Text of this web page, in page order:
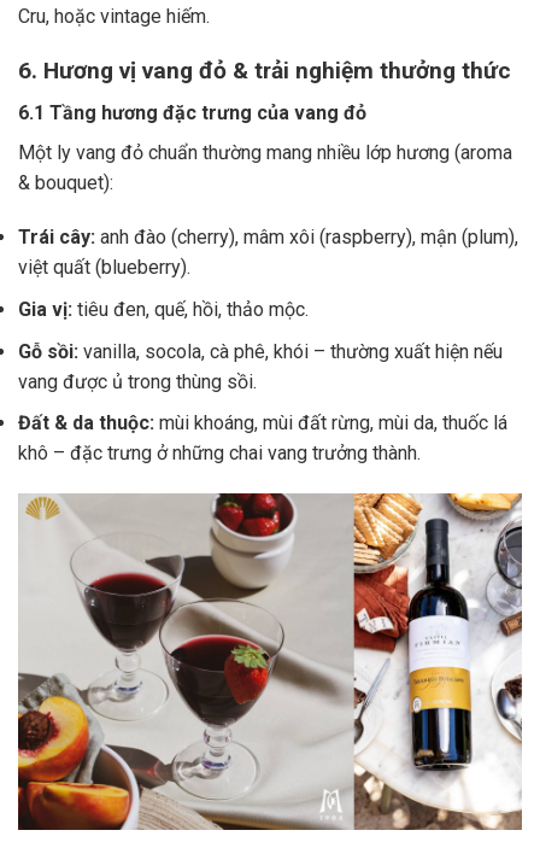
Cru, hoặc vintage hiếm.
6. Hương vị vang đỏ & trải nghiệm thưởng thức
6.1 Tầng hương đặc trưng của vang đỏ
Một ly vang đỏ chuẩn thường mang nhiều lớp hương (aroma
& bouquet):
Trái cây: anh đào (cherry), mâm xôi (raspberry), mận (plum),
việt quất (blueberry).
Gia vị: tiêu đen, quế, hồi, thảo mộc.
Gỗ sồi: vanilla, socola, cà phê, khói – thường xuất hiện nếu
vang được ủ trong thùng sồi.
Đất & da thuộc: mùi khoáng, mùi đất rừng, mùi da, thuốc lá
khô – đặc trưng ở những chai vang trưởng thành.